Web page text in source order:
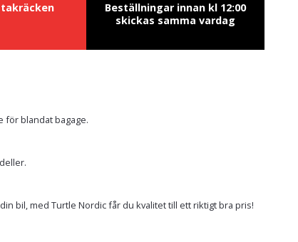
Beställningar innan kl 12:00
skickas samma vardag
för blandat bagage.
bil, med Turtle Nordic får du kvalitet till ett riktigt bra pris!